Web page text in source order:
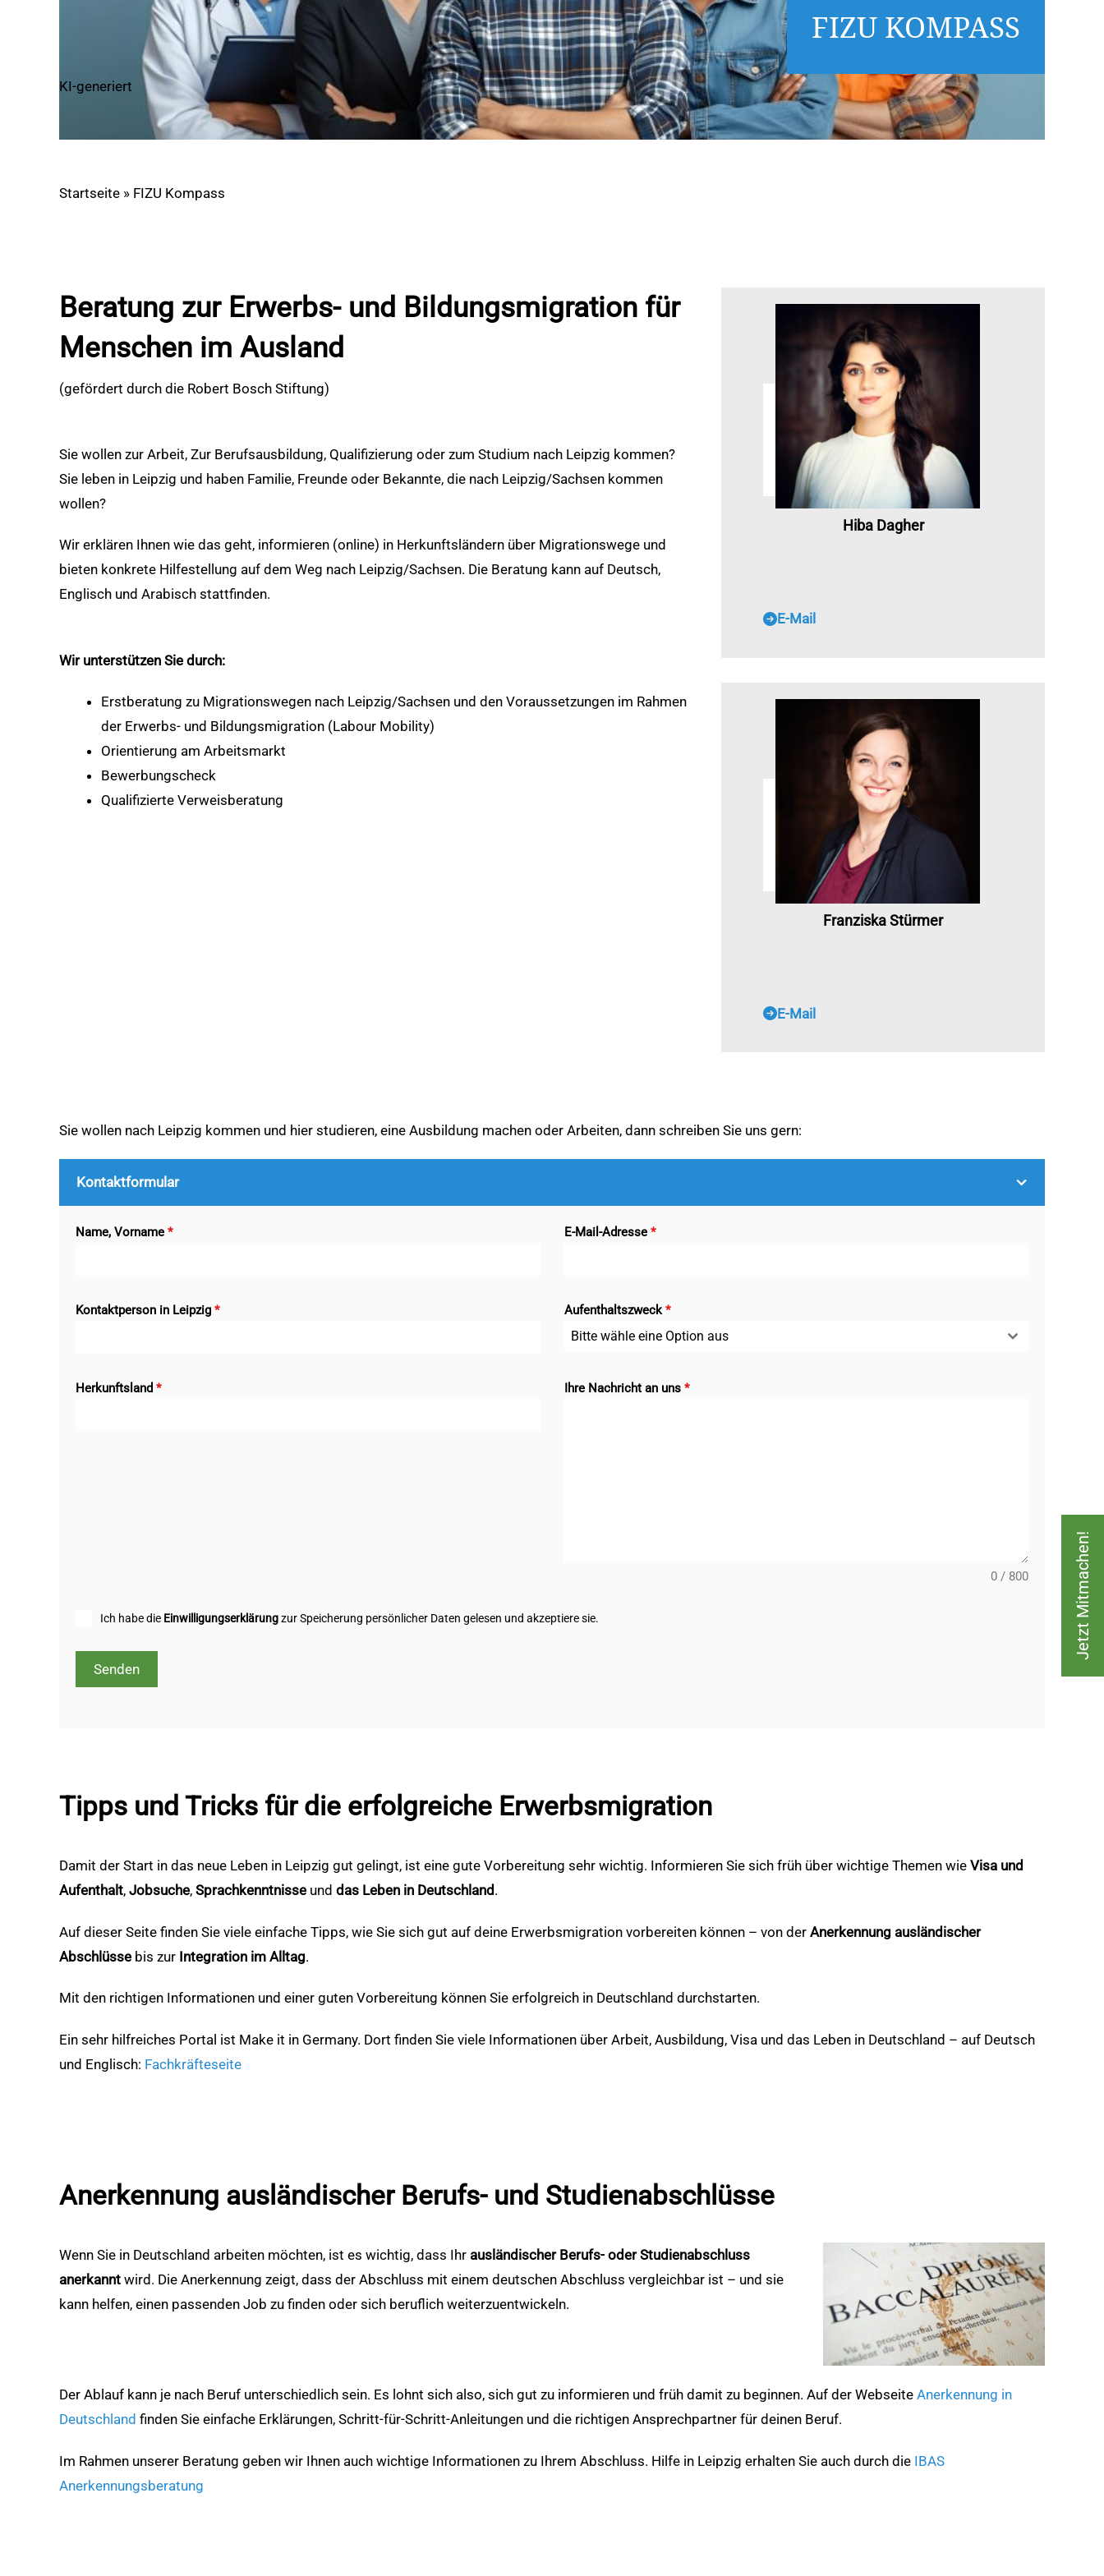
FIZU KOMPASS
KI-generiert
Startseite » FIZU Kompass
Beratung zur Erwerbs- und Bildungsmigration für
Menschen im Ausland
(gefördert durch die Robert Bosch Stiftung)
Sie wollen zur Arbeit, Zur Berufsausbildung, Qualifizierung oder zum Studium nach Leipzig kommen?
Sie leben in Leipzig und haben Familie, Freunde oder Bekannte, die nach Leipzig/Sachsen kommen
wollen?
Wir erklären Ihnen wie das geht, informieren (online) in Herkunftsländern über Migrationswege und
bieten konkrete Hilfestellung auf dem Weg nach Leipzig/Sachsen. Die Beratung kann auf Deutsch,
Englisch und Arabisch stattfinden.
Wir unterstützen Sie durch:
Erstberatung zu Migrationswegen nach Leipzig/Sachsen und den Voraussetzungen im Rahmen
der Erwerbs- und Bildungsmigration (Labour Mobility)
Orientierung am Arbeitsmarkt
Bewerbungscheck
Qualifizierte Verweisberatung
Hiba Dagher
E-Mail
Franziska Stürmer
E-Mail
Sie wollen nach Leipzig kommen und hier studieren, eine Ausbildung machen oder Arbeiten, dann schreiben Sie uns gern:
Kontaktformular
Name, Vorname * E-Mail-Adresse *
Kontaktperson in Leipzig * Aufenthaltszweck*
Bitte wähle eine Option aus
Herkunftsland * Ihre Nachricht an uns *
0 / 800
Ich habe die Einwilligungserklärungzur Speicherung persönlicher Daten gelesen und akzeptiere sie.
Senden
Tipps und Tricks für die erfolgreiche Erwerbsmigration
Damit der Start in das neue Leben in Leipzig gut gelingt, ist eine gute Vorbereitung sehr wichtig. Informieren Sie sich früh über wichtige Themen wie Visa und
Aufenthalt, Jobsuche, Sprachkenntnisse und das Leben in Deutschland .
Auf dieser Seite finden Sie viele einfache Tipps, wie Sie sich gut auf deine Erwerbsmigration vorbereiten können – von der Anerkennung ausländischer
Abschlüsse bis zur Integration im Alltag.
Mit den richtigen Informationen und einer guten Vorbereitung können Sie erfolgreich in Deutschland durchstarten.
Ein sehr hilfreiches Portal ist Make it in Germany. Dort finden Sie viele Informationen über Arbeit, Ausbildung, Visa und das Leben in Deutschland – auf Deutsch
und Englisch: Fachkräfteseite
Anerkennung ausländischer Berufs- und Studienabschlüsse
Wenn Sie in Deutschland arbeiten möchten, ist es wichtig, dass Ihr ausländischer Berufs- oder Studienabschluss
anerkannt wird. Die Anerkennung zeigt, dass der Abschluss mit einem deutschen Abschluss vergleichbar ist – und sie
kann helfen, einen passenden Job zu finden oder sich beruflich weiterzuentwickeln.
Der Ablauf kann je nach Beruf unterschiedlich sein. Es lohnt sich also, sich gut zu informieren und früh damit zu beginnen. Auf der Webseite Anerkennung in
Deutschland finden Sie einfache Erklärungen, Schritt-für-Schritt-Anleitungen und die richtigen Ansprechpartner für deinen Beruf.
Im Rahmen unserer Beratung geben wir Ihnen auch wichtige Informationen zu Ihrem Abschluss. Hilfe in Leipzig erhalten Sie auch durch die IBAS
Anerkennungsberatung
Jetzt Mitmachen!